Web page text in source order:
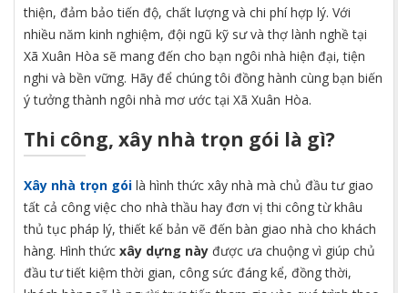
thiện, đảm bảo tiến độ, chất lượng và chi phí hợp lý. Với
nhiều năm kinh nghiệm, đội ngũ kỹ sư và thợ lành nghề tại
Xã Xuân Hòa sẽ mang đến cho bạn ngôi nhà hiện đại, tiện
nghi và bền vững. Hãy để chúng tôi đồng hành cùng bạn biến
ý tưởng thành ngôi nhà mơ ước tại Xã Xuân Hòa.
Thi công, xây nhà trọn gói là gì?
Xây nhà trọn gói là hình thức xây nhà mà chủ đầu tư giao
tất cả công việc cho nhà thầu hay đơn vị thi công từ khâu
thủ tục pháp lý, thiết kế bản vẽ đến bàn giao nhà cho khách
hàng. Hình thức xây dựng này được ưa chuộng vì giúp chủ
đầu tư tiết kiệm thời gian, công sức đáng kể, đồng thời,